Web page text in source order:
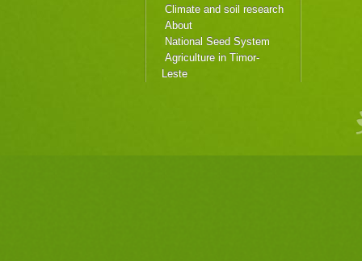
Climate and soil research
About
National Seed System
Agriculture in Timor-
Leste